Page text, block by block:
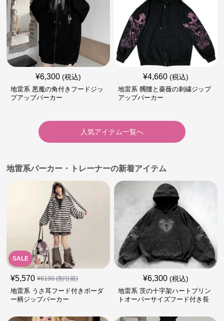
¥6,300 (税込)
地雷系 悪魔の角付きフードジッ
プアップパーカー
¥4,660 (税込)
地雷系 髑髏と薔薇の刺繍ジップ
アップパーカー
人気アイテム一覧へ
地雷系パーカー・トレーナーの新着アイテム
SALE
¥5,570 ¥6190(割引前)
地雷系 うさ耳フード付きボーダ
ー柄ジップパーカー
¥6,300 (税込)
地雷系 茨の十字架ハートプリン
トオーバーサイズフード付き長